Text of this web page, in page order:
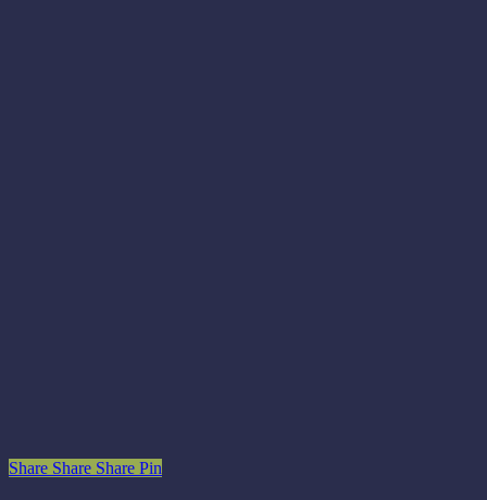
Share Share Share Pin